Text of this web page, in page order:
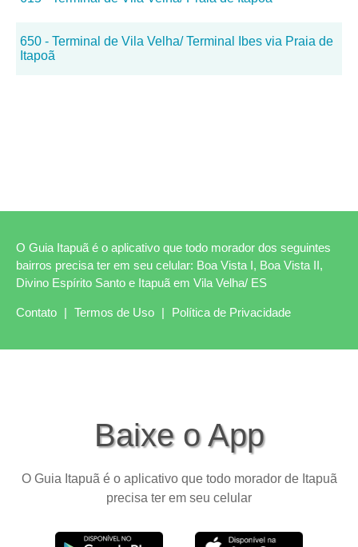
650 - Terminal de Vila Velha/ Terminal Ibes via Praia de
Itapoã
O Guia Itapuã é o aplicativo que todo morador dos seguintes
bairros precisa ter em seu celular: Boa Vista I, Boa Vista II,
Divino Espírito Santo e Itapuã em Vila Velha/ ES
Contato | Termos de Uso | Política de Privacidade
Baixe o App
O Guia Itapuã é o aplicativo que todo morador de Itapuã
precisa ter em seu celular